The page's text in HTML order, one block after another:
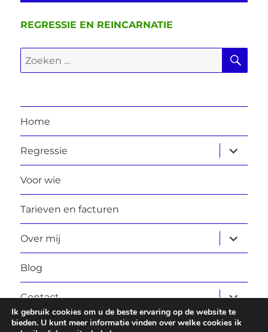
REGRESSIE EN REINCARNATIE
Zoeken
naar:
Home
Regressie
Voor wie
Tarieven en facturen
Over mij
Blog
Contact
Ik gebruik cookies om u de beste ervaring op de website te
bieden. U kunt meer informatie vinden over welke cookies ik